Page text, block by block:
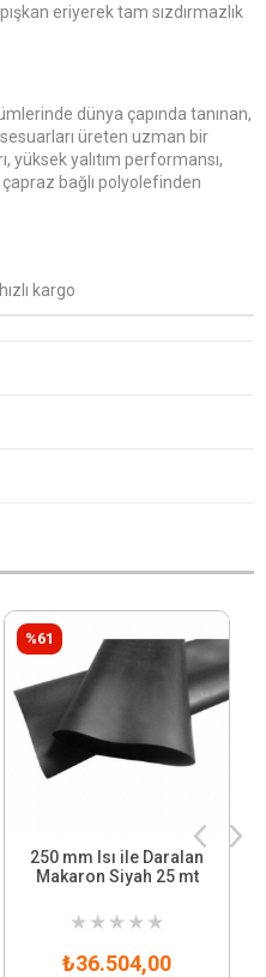
eriyerek tam sızdırmazlık
dünya çapında tanınan,
üreten uzman bir
yüksek yalıtım performansı,
bağlı polyolefinden
kargo
250 mm Isı ile Daralan
Makaron Siyah 25 mt
★ ★ ★ ★ ★
₺36.504,00
%61